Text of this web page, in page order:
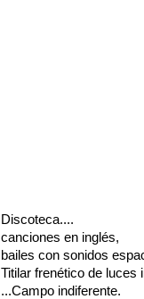
Discoteca....
canciones en inglés,
bailes con sonidos
Titilar frenético de luces
...Campo indiferente.